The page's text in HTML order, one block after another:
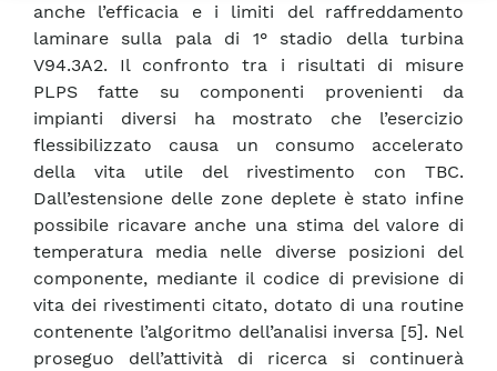
anche l’efficacia e i limiti del raffreddamento
laminare sulla pala di 1° stadio della turbina
V94.3A2. Il confronto tra i risultati di misure
PLPS fatte su componenti provenienti da
impianti diversi ha mostrato che l’esercizio
flessibilizzato causa un consumo accelerato
della vita utile del rivestimento con TBC.
Dall’estensione delle zone deplete è stato infine
possibile ricavare anche una stima del valore di
temperatura media nelle diverse posizioni del
componente, mediante il codice di previsione di
vita dei rivestimenti citato, dotato di una routine
contenente l’algoritmo dell’analisi inversa [5]. Nel
proseguo dell’attività di ricerca si continuerà